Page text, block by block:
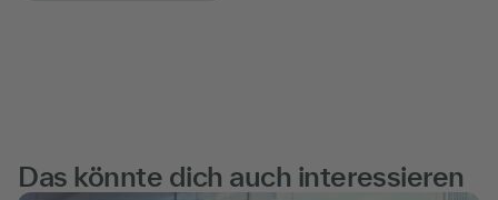
Das könnte dich auch interessieren